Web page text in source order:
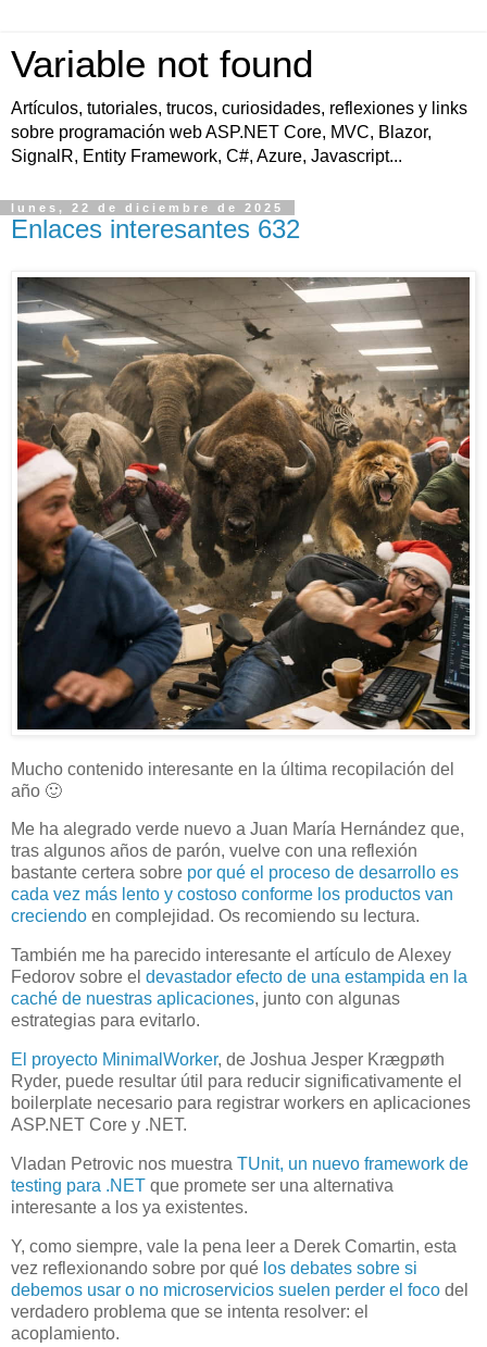
Variable not found
Artículos, tutoriales, trucos, curiosidades, reflexiones y links
sobre programación web ASP.NET Core, MVC, Blazor,
SignalR, Entity Framework, C#, Azure, Javascript...
lunes, 22 de diciembre de 2025
Enlaces interesantes 632
Mucho contenido interesante en la última recopilación del
año 🙂
Me ha alegrado verde nuevo a Juan María Hernández que,
tras algunos años de parón, vuelve con una reflexión
bastante certera sobre por qué el proceso de desarrollo es
cada vez más lento y costoso conforme los productos van
creciendo en complejidad. Os recomiendo su lectura.
También me ha parecido interesante el artículo de Alexey
Fedorov sobre el devastador efecto de una estampida en la
caché de nuestras aplicaciones, junto con algunas
estrategias para evitarlo.
El proyecto MinimalWorker, de Joshua Jesper Krægpøth
Ryder, puede resultar útil para reducir significativamente el
boilerplate necesario para registrar workers en aplicaciones
ASP.NET Core y .NET.
Vladan Petrovic nos muestra TUnit, un nuevo framework de
testing para .NET que promete ser una alternativa
interesante a los ya existentes.
Y, como siempre, vale la pena leer a Derek Comartin, esta
vez reflexionando sobre por qué los debates sobre si
debemos usar o no microservicios suelen perder el foco del
verdadero problema que se intenta resolver: el
acoplamiento.